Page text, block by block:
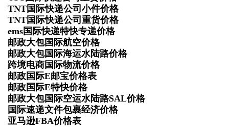
TNT国际快递公司小件价格
TNT国际快递公司重货价格
ems国际快递特快专递价格
邮政大包国际航空价格
邮政大包国际海运水陆路价格
跨境电商国际物流价格
邮政国际E邮宝价格表
邮政国际E特快价格
邮政大包国际空运水陆路SAL价格
国际速递文件包裹经济价格
亚马逊FBA价格表